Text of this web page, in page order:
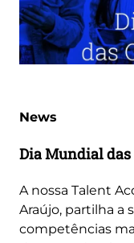
News
Dia Mundial das
A nossa Talent
Araújo, partilha a
competências